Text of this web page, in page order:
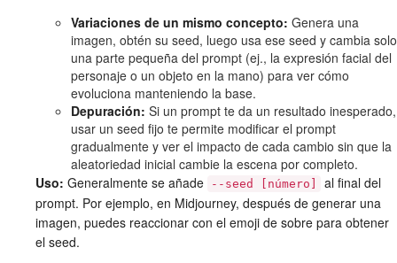
Variaciones de un mismo concepto: Genera una
imagen, obtén su seed, luego usa ese seed y cambia solo
una parte pequeña del prompt (ej., la expresión facial del
personaje o un objeto en la mano) para ver cómo
evoluciona manteniendo la base.
Depuración: Si un prompt te da un resultado inesperado,
usar un seed fijo te permite modificar el prompt
gradualmente y ver el impacto de cada cambio sin que la
aleatoriedad inicial cambie la escena por completo.
Uso: Generalmente se añade --seed [número]
al final del
prompt. Por ejemplo, en Midjourney, después de generar una
imagen, puedes reaccionar con el emoji de sobre para obtener
el seed.